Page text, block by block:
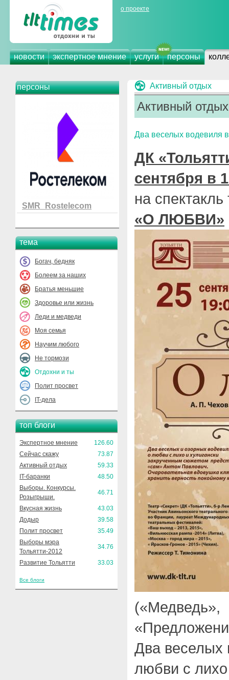
о проекте
новости экспертное мнение услуги персоны
персоны
SMR_Rostelecom
тема
Богач, бедняк
Болеем за наших
Братья меньшие
Здоровье или жизнь
Леди и медведи
Моя семья
Научим любого
Не тормози
Отдохни и ты
Полит просвет
IT-дела
топ блоги
Экспертное мнение
126.60
Сейчас скажу
73.87
Активный отдых
59.33
IT-баранки
48.50
Выборы. Конкурсы.
Розыгрыши.
46.71
Вкусная жизнь
43.03
Додыр
39.58
Полит просвет
35.49
Выборы мэра
Тольятти-2012
34.76
Развитие Тольятти 33.03
Все блоги
Активный отдых
Активный
Два веселых водевиля
ДК
сентября в
на
«О ЛЮБВИ»
(«Медведь»,
Два веселых
любви с лихо